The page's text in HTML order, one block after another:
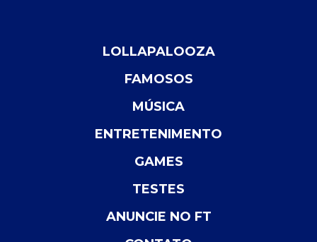
LOLLAPALOOZA
FAMOSOS
MÚSICA
ENTRETENIMENTO
GAMES
TESTES
ANUNCIE NO FT